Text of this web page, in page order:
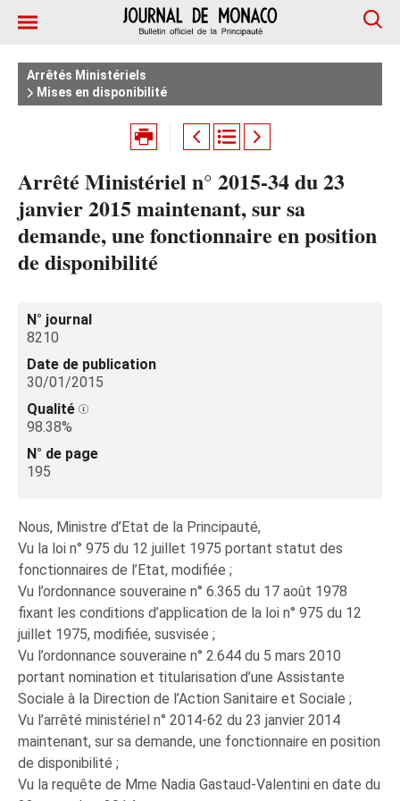
Arrêtés Ministériels
Mises en disponibilité
Arrêté Ministériel n° 2015-34 du 23
janvier 2015 maintenant, sur sa
demande, une fonctionnaire en position
de disponibilité
N° journal
8210
Date de publication
30/01/2015
Qualité
98.38%
N° de page
195
Nous, Ministre d’Etat de la Principauté,
Vu la loi n° 975 du 12 juillet 1975 portant statut des
fonctionnaires de l’Etat, modifiée ;
Vu l’ordonnance souveraine n° 6.365 du 17 août 1978
fixant les conditions d’application de la loi n° 975 du 12
juillet 1975, modifiée, susvisée ;
Vu l’ordonnance souveraine n° 2.644 du 5 mars 2010
portant nomination et titularisation d’une Assistante
Sociale à la Direction de l’Action Sanitaire et Sociale ;
Vu l’arrêté ministériel n° 2014-62 du 23 janvier 2014
maintenant, sur sa demande, une fonctionnaire en position
de disponibilité ;
Vu la requête de Mme Nadia Gastaud-Valentini en date du